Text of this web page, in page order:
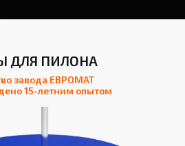
ДЛЯ ПИЛОНА
завода ЕВРОМАТ
15-летним опытом